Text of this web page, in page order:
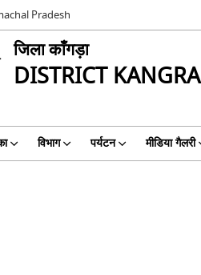
Pradesh
जिला काँगड़ा
DISTRICT KANGRA
विभाग पर्यटन मीडिया गैलरी